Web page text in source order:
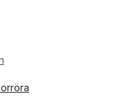
röster: